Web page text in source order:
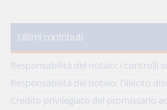
Ultimi contributi
Responsabilità del notaio: i controlli
Responsabilità del notaio: l'illecito
Credito privilegiato del promissario